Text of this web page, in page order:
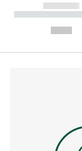
------------
-----------